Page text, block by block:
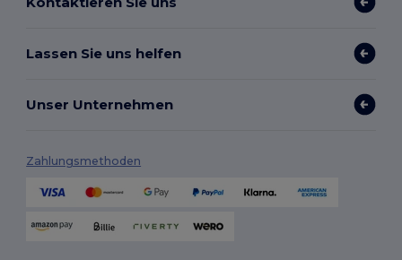
Lassen Sie uns helfen
Unser Unternehmen
Zahlungsmethoden